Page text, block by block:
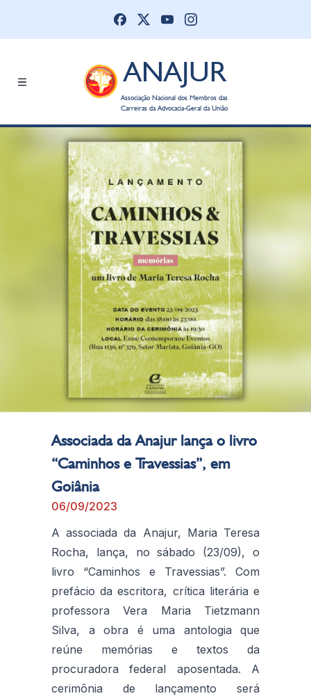
ANAJUR
Associação Nacional dos Membros das
Carreiras da Advocacia-Geral da União
Associada da Anajur lança o livro
“Caminhos e Travessias”, em
Goiânia
06/09/2023
A associada da Anajur, Maria Teresa
Rocha, lança, no sábado (23/09), o
livro “Caminhos e Travessias”. Com
prefácio da escritora, crítica literária e
professora Vera Maria Tietzmann
Silva, a obra é uma antologia que
reúne memórias e textos da
procuradora federal aposentada. A
cerimônia de lançamento será